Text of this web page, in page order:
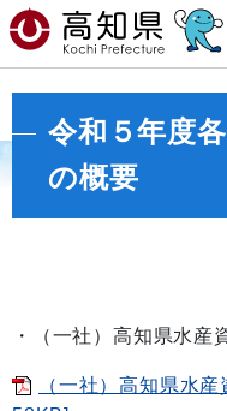
令和５年度
の概要
・（一社）高知県水産
（一社）高知県水